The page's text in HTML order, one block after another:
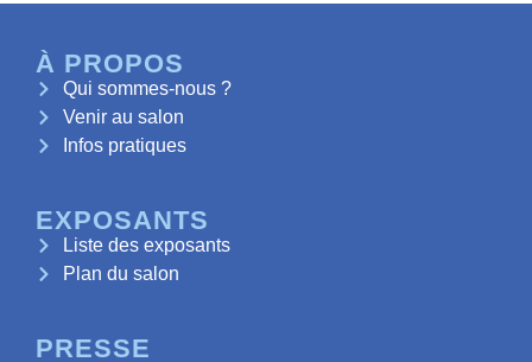
À PROPOS
Qui sommes-nous ?
Venir au salon
Infos pratiques
EXPOSANTS
Liste des exposants
Plan du salon
PRESSE